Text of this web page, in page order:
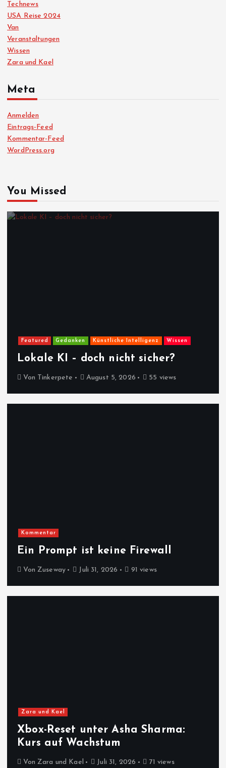
Technews
USA Reise 2024
Van
Veranstaltungen
Wissen
Zara und Kael
Meta
Anmelden
Eintrags-Feed
Kommentar-Feed
WordPress.org
You Missed
Featured Gedanken Künstliche Intelligenz Wissen
Lokale KI – doch nicht sicher?
Von Tinkerpete August 5, 2026 55 views
Kommentar
Ein Prompt ist keine Firewall
Von Zuseway Juli 31, 2026 91 views
Zara und Kael
Xbox-Reset unter Asha Sharma:
Kurs auf Wachstum
Von Zara und Kael Juli 31, 2026 71 views